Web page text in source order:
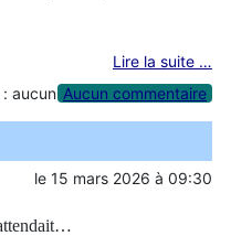
Lire la suite …
aucun Aucun commentaire
le 15 mars 2026 à 09:30